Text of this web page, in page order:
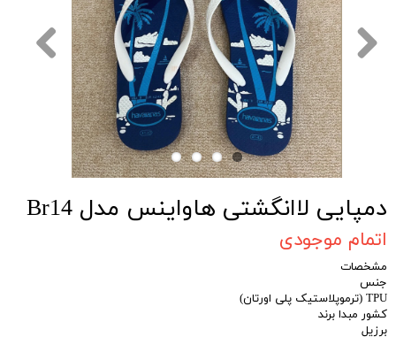
دمپایی لاانگشتی هاواینس مدل Br14
اتمام موجودی
مشخصات
جنس
TPU (ترموپلاستیک پلی اورتان)
کشور مبدا برند
برزیل